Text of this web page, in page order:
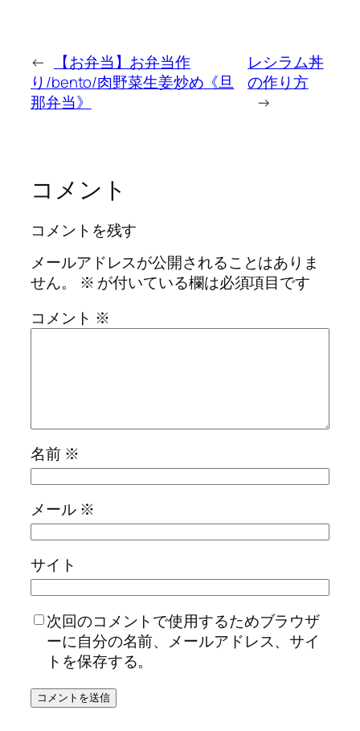
←
【お弁当】お弁当作
り/bento/肉野菜生姜炒め《旦
那弁当》
レシラム丼
の作り方
→
コメント
コメントを残す
メールアドレスが公開されることはありま
せん。
※ が付いている欄は必須項目です
コメント ※
名前 ※
メール ※
サイト
次回のコメントで使用するためブラウザ
ーに自分の名前、メールアドレス、サイ
トを保存する。